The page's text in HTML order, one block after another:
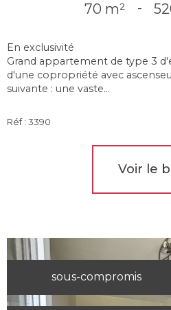
70 m² -
En exclusivité
Grand appartement de type 3
d'une copropriété avec
suivante : une vaste...
Réf : 3390
Voir le
sous-compromis